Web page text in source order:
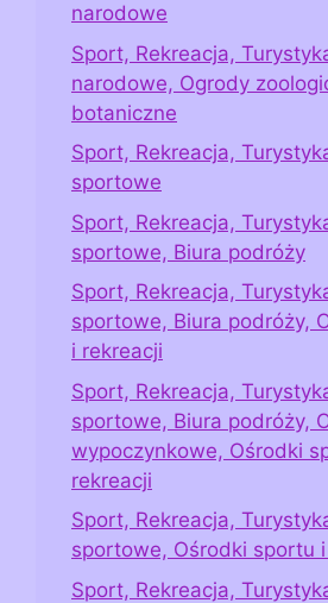
narodowe
Sport, Rekreacja,
narodowe, Ogrody
botaniczne
Sport, Rekreacja,
sportowe
Sport, Rekreacja,
sportowe, Biura podróży
Sport, Rekreacja,
sportowe, Biura podróży,
i rekreacji
Sport, Rekreacja,
sportowe, Biura podróży,
wypoczynkowe, Ośrodki
rekreacji
Sport, Rekreacja,
sportowe, Ośrodki sportu
Sport, Rekreacja,